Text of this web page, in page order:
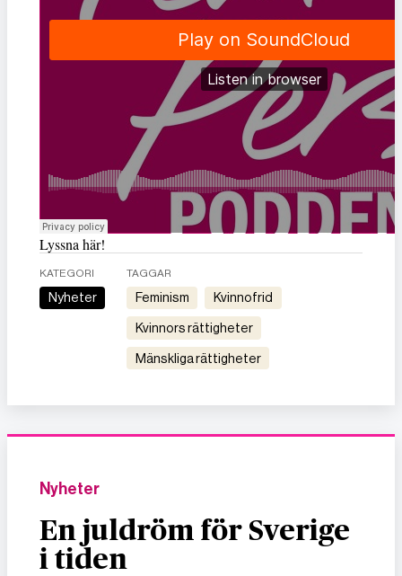
Lyssna här!
KATEGORI
Nyheter
TAGGAR
feminism kvinnofrid
kvinnors rättigheter
mänskliga rättigheter
Nyheter
En juldröm för Sverige
i tiden